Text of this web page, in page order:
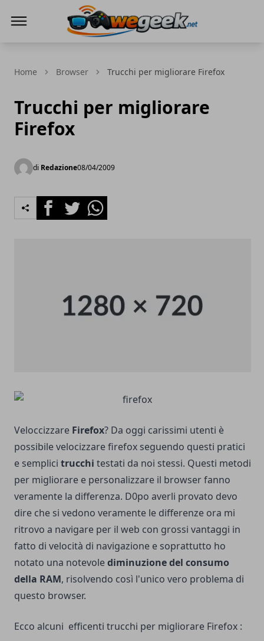
Home Browser Trucchi per migliorare Firefox
Trucchi per migliorare
Firefox
di Redazione08/04/2009
FacebookTwitterWhatsapp
Veloccizzare Firefox? Da oggi carissimi utenti è
possibile velocizzare firefox seguendo questi pratici
e semplici trucchi testati da noi stessi. Questi metodi
per migliorare e personalizzare il browser fanno
veramente la differenza. D0po averli provato devo
dire che si vedono veramente le differenze ora mi
ritrovo a navigare per il web con grossi vantaggi in
fatto di velocità di navigazione e soprattutto ho
notato una notevolediminuzione del consumo
della RAM, risolvendo così l'unico vero problema di
questo browser.
Ecco alcuni efficenti trucchi per migliorare Firefox :